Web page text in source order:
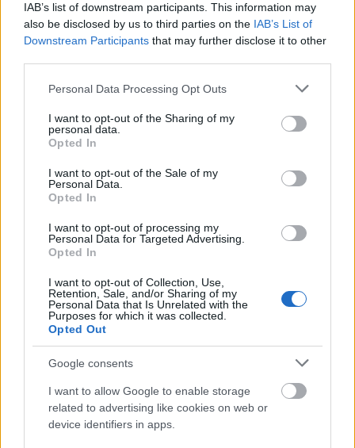
IAB’s list of downstream participants. This information may
also be disclosed by us to third parties on the IAB’s List of
Downstream Participants that may further disclose it to other
Please note that this website/app uses one or more Google
not limited to your visit or usage behaviour. You may click to
grant or deny consent to Google and its third-party tags to
use your data for below specified purposes in below Google
consent section.
Personal Data Processing Opt Outs
I want to opt-out of the Sharing of my
personal data.
Opted In
I want to opt-out of the Sale of my
Personal Data.
Opted In
I want to opt-out of processing my
Personal Data for Targeted Advertising.
Opted In
I want to opt-out of Collection, Use,
Retention, Sale, and/or Sharing of my
Personal Data that Is Unrelated with the
Purposes for which it was collected.
Opted Out
Google consents
I want to allow Google to enable storage
related to advertising like cookies on web or
device identifiers in apps.
Aktuális Székesfehérvár E.on tavaszi faültetés
MAGYAR ÉPÍTŐK
műemlékfelújítás
Történelmi táj, amelynek minden köve mesél –
megújul a tatai Angolkert